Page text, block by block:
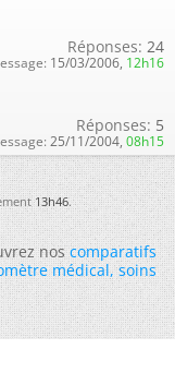
Réponses: 24
15/03/2006, 12h16
Réponses: 5
25/11/2004, 08h15
13h46.
noscomparatifs
médical,soins